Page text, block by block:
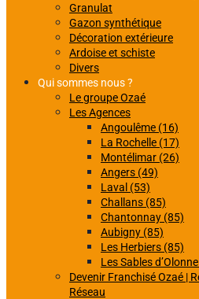
Granulat
Gazon synthétique
Décoration extérieure
Ardoise et schiste
Divers
Qui sommes nous ?
Le groupe Ozaé
Les Agences
Angoulême (16)
La Rochelle (17)
Montélimar (26)
Angers (49)
Laval (53)
Challans (85)
Chantonnay (85)
Aubigny (85)
Les Herbiers (85)
Les Sables
Devenir Franchisé Ozaé |
Réseau